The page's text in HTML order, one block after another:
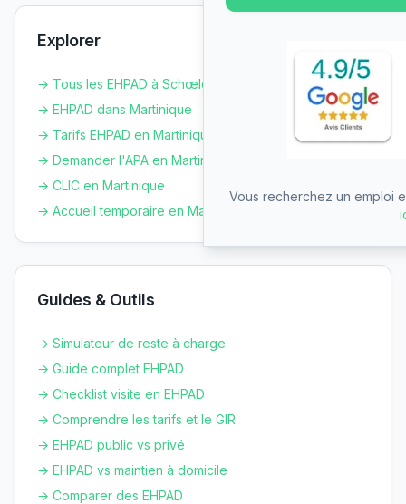
Explorer
→ Tous les EHPAD à Schœlcher
→ EHPAD dans Martinique
→ Tarifs EHPAD en Martinique
→ Demander l'APA en Martinique
→ CLIC en Martinique
→ Accueil temporaire en Martinique
Guides & Outils
→ Simulateur de reste à charge
→ Guide complet EHPAD
→ Checklist visite en EHPAD
→ Comprendre les tarifs et le GIR
→ EHPAD public vs privé
→ EHPAD vs maintien à domicile
→ Comparer des EHPAD
Vous recherchez un emploi